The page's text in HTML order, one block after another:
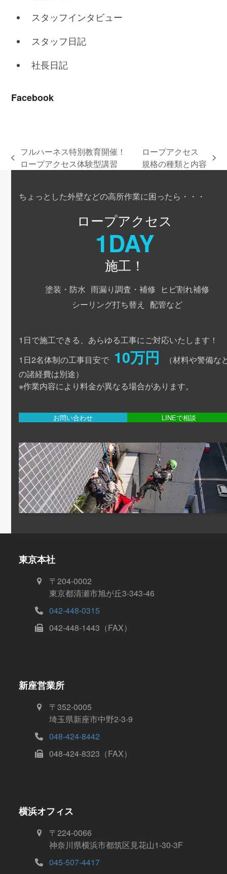
スタッフインタビュー
スタッフ日記
社長日記
Facebook
previous
フルハーネス特別教育開催！
ロープアクセス体験型講習
next
ロープアクセス
規格の種類と内容
ちょっとした外壁などの高所作業に困ったら・・・
ロープアクセス
1DAY
施工！
塗装・防水 雨漏り調査・補修
ヒビ割れ補修
シーリング打ち替え
配管など
1日で施工できる、あらゆる工事にご対応いたします！
1日2名体制の工事目安で 10万円
（材料や警備な
の諸経費は別途）
※作業内容により料金が異なる場合があります。
お問い合わせ LINEで相談
東京本社
〒204-0002
東京都清瀬市旭が丘3-343-46
042-448-0315
042-448-1443（FAX）
新座営業所
〒352-0005
埼玉県新座市中野2-3-9
048-424-8442
048-424-8323（FAX）
横浜オフィス
〒224-0066
神奈川県横浜市都筑区見花山1-30-3F
045-507-4417